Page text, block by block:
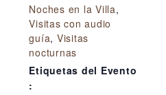
Noches en la Villa,
Visitas con audio
guía, Visitas
nocturnas
Etiquetas del Evento
: